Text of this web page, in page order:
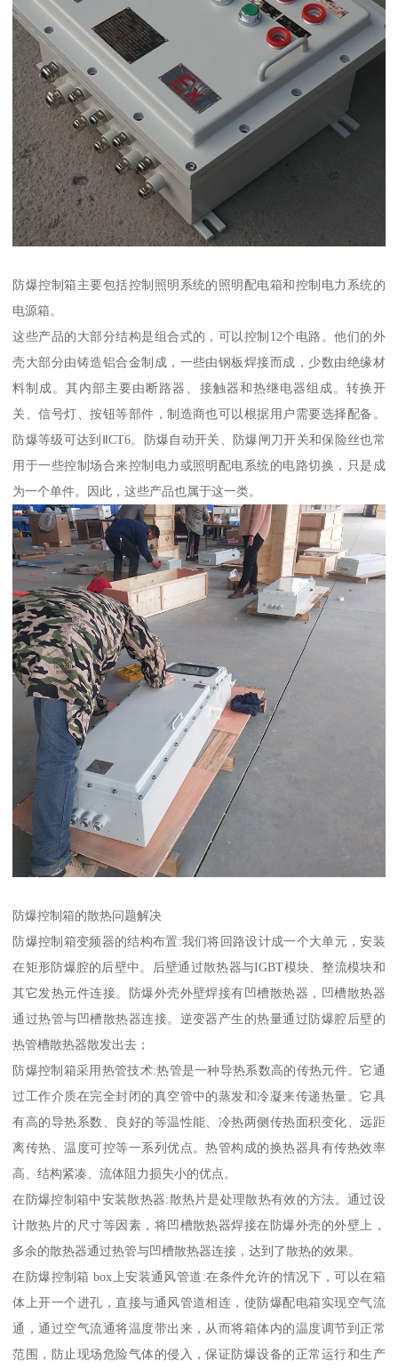
防爆控制箱主要包括控制照明系统的照明配电箱和控制电力系统的
电源箱。
这些产品的大部分结构是组合式的，可以控制12个电路。他们的外
壳大部分由铸造铝合金制成，一些由钢板焊接而成，少数由绝缘材
料制成。其内部主要由断路器、接触器和热继电器组成。转换开
关、信号灯、按钮等部件，制造商也可以根据用户需要选择配备。
防爆等级可达到ⅡCT6。防爆自动开关、防爆闸刀开关和保险丝也常
用于一些控制场合来控制电力或照明配电系统的电路切换，只是成
为一个单件。因此，这些产品也属于这一类。
防爆控制箱的散热问题解决
防爆控制箱变频器的结构布置:我们将回路设计成一个大单元，安装
在矩形防爆腔的后壁中。后壁通过散热器与IGBT模块、整流模块和
其它发热元件连接。防爆外壳外壁焊接有凹槽散热器，凹槽散热器
通过热管与凹槽散热器连接。逆变器产生的热量通过防爆腔后壁的
热管槽散热器散发出去；
防爆控制箱采用热管技术:热管是一种导热系数高的传热元件。它通
过工作介质在完全封闭的真空管中的蒸发和冷凝来传递热量。它具
有高的导热系数、良好的等温性能、冷热两侧传热面积变化、远距
离传热、温度可控等一系列优点。热管构成的换热器具有传热效率
高、结构紧凑、流体阻力损失小的优点。
在防爆控制箱中安装散热器:散热片是处理散热有效的方法。通过设
计散热片的尺寸等因素，将凹槽散热器焊接在防爆外壳的外壁上，
多余的散热器通过热管与凹槽散热器连接，达到了散热的效果。
在防爆控制箱 box上安装通风管道:在条件允许的情况下，可以在箱
体上开一个进孔，直接与通风管道相连，使防爆配电箱实现空气流
通，通过空气流通将温度带出来，从而将箱体内的温度调节到正常
范围，防止现场危险气体的侵入，保证防爆设备的正常运行和生产